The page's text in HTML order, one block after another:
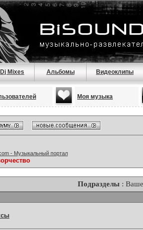
Dj Mixes Альбомы Видеоклипы
Моя музыка
- Музыкальный портал
Подразделы :